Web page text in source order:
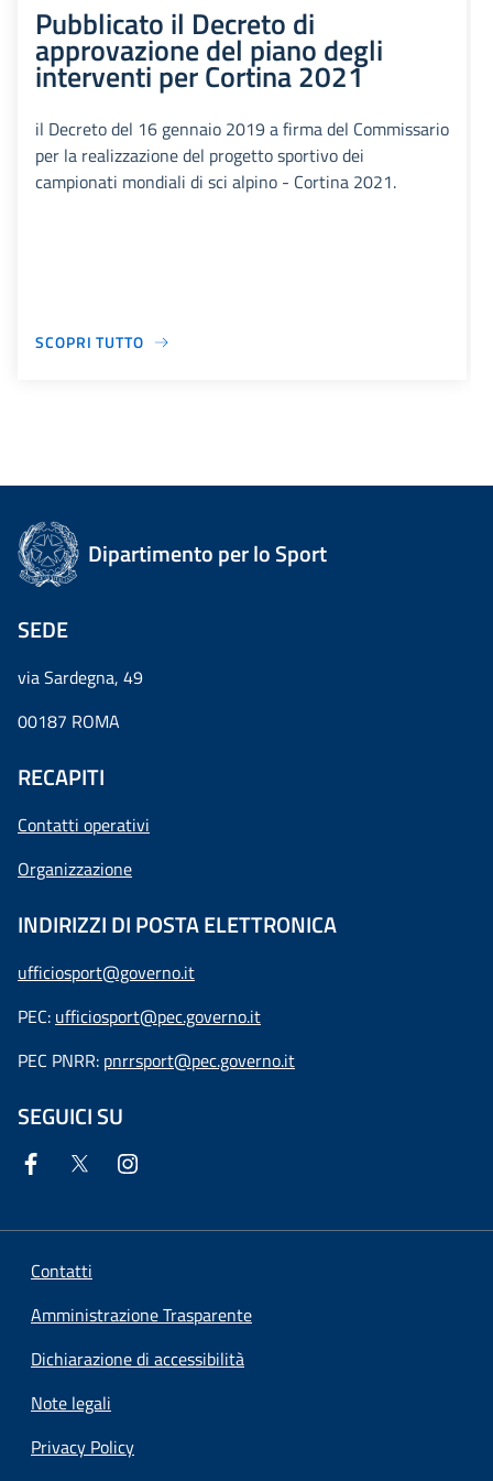
Pubblicato il Decreto di
approvazione del piano degli
interventi per Cortina 2021
il Decreto del 16 gennaio 2019 a firma del Commissario
per la realizzazione del progetto sportivo dei
campionati mondiali di sci alpino - Cortina 2021.
SCOPRI TUTTO
Dipartimento per lo Sport
SEDE
via Sardegna, 49
00187 ROMA
RECAPITI
Contatti operativi
Organizzazione
INDIRIZZI DI POSTA ELETTRONICA
ufficiosport@governo.it
PEC: ufficiosport@pec.governo.it
PEC PNRR: pnrrsport@pec.governo.it
SEGUICI SU
Contatti
Amministrazione Trasparente
Dichiarazione di accessibilità
Note legali
Privacy Policy